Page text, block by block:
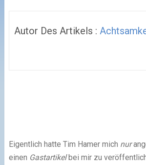
Autor Des Artikels :
Eigentlich hatte Tim Hamer mich nur
einen Gastartikelbei mir zu